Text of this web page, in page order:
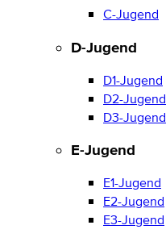
C-Jugend
D-Jugend
D1-Jugend
D2-Jugend
D3-Jugend
E-Jugend
E1-Jugend
E2-Jugend
E3-Jugend